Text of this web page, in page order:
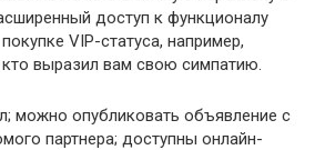
доступ к функционалу
VIP-статуса, например,
кто выразил вам свою симпатию.
можно опубликовать объявление с
партнера; доступны онлайн-